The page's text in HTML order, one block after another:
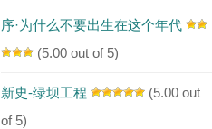
序·为什么不要出生在这个年代
(5.00 out of 5)
新史-绿坝工程
(5.00 out
of 5)